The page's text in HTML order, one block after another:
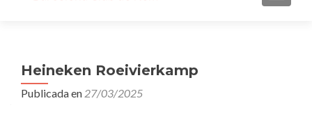
Heineken Roeivierkamp
Publicada en 27/03/2025